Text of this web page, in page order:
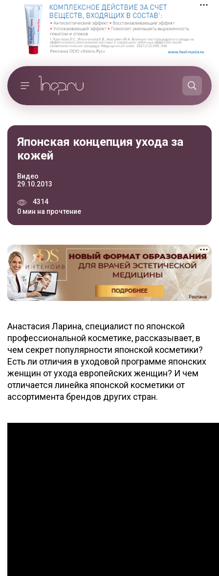
Японская концепция ухода за
кожей
Видео
29.10.2013
4314
0 мин на прочтение
Анастасия Ларина, специалист по японской
профессиональной косметике, рассказывает, в
чем секрет популярности японской косметики?
Есть ли отличия в уходовой программе японских
женщин от ухода европейских женщин? И чем
отличается линейка японской косметики от
ассортимента брендов других стран.